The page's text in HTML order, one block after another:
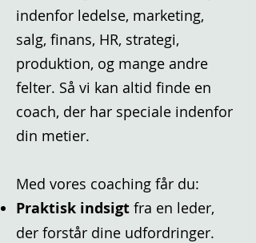
indenfor ledelse, marketing,
salg, finans, HR, strategi,
produktion, og mange andre
felter. Så vi kan altid finde en
coach, der har speciale indenfor
din metier.
Med vores coaching får du:
Praktisk indsigt fra en leder,
der forstår dine udfordringer.